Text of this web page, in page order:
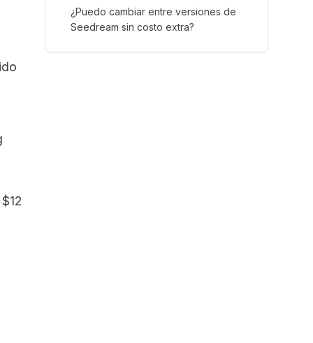
¿Puedo cambiar entre versiones de
Seedream sin costo extra?